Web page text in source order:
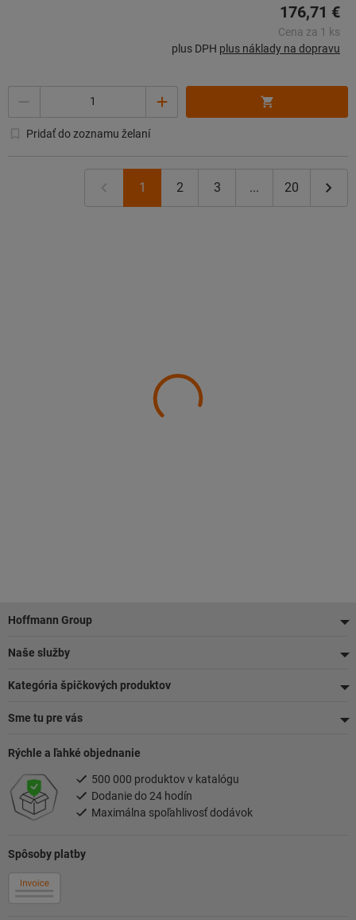
176,71 €
Cena za 1 ks
plus DPH plus náklady na dopravu
Pridať do zoznamu želaní
1 2 3 ... 20
Pätička
Hoffmann Group
Naše služby
Kategória špičkových produktov
Sme tu pre vás
Spôsoby platby
Rýchle a ľahké objednanie
500 000 produktov v katalógu
Dodanie do 24 hodín
Maximálna spoľahlivosť dodávok